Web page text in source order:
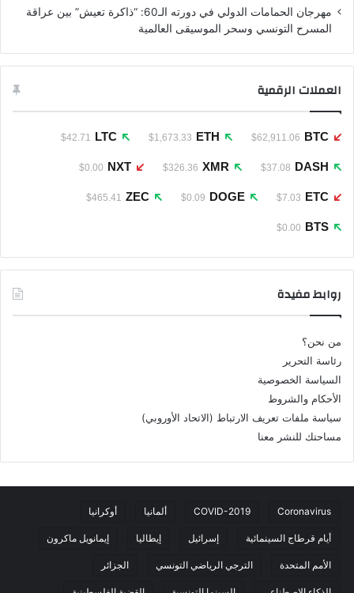
مهرجان الحمامات الدولي في دورته الـ60: “ذاكرة تعيش” بين عراقة
المسرح التونسي وسحر الموسيقى العالمية
العملات الرقمية
BTC
$62,911.06
ETH
$1,673.33
LTC
$42.71
DASH
$37.08
XMR
$326.36
NXT
$0.00
ETC
$7.03
DOGE
$0.09
ZEC
$465.41
BTS
$0.00
روابط مفيدة
من نحن؟
رئاسة التحرير
السياسة الخصوصية
الأحكام والشروط
سياسة ملفات تعريف الارتباط (الاتحاد الأوروبي)
مساحتك للنشر معنا
Coronavirus
COVID-2019 ألمانيا أوكرانيا
أيام قرطاج السينمائية إسرائيل إيطاليا إيمانويل ماكرون
الأمم المتحدة الترجي الرياضي التونسي الجزائر